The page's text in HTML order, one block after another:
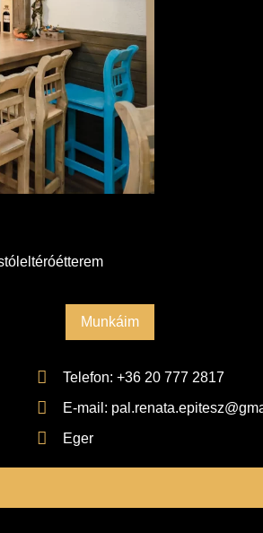
Munkáim
Telefon: ‭+36 20 777 2817‬
E-mail:
Eger